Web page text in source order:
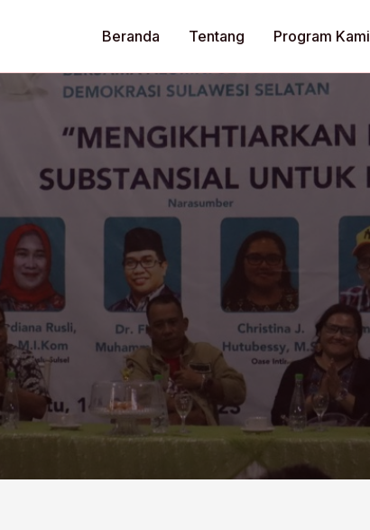
Beranda Tentang Program Kami